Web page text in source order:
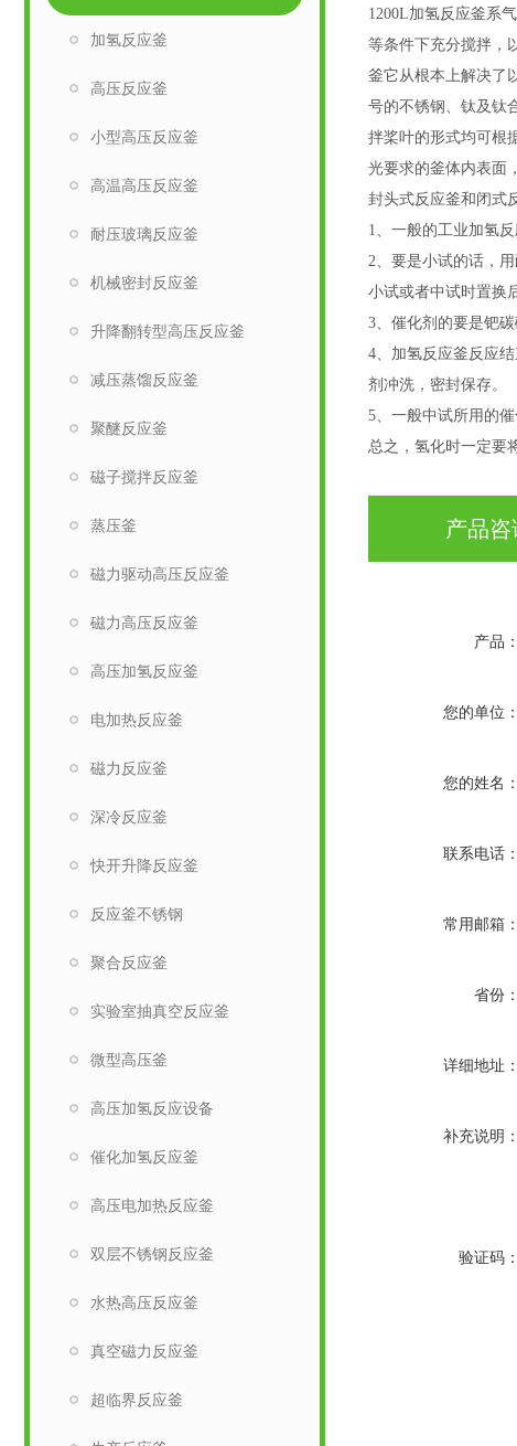
加氢反应釜
高压反应釜
小型高压反应釜
高温高压反应釜
耐压玻璃反应釜
机械密封反应釜
升降翻转型高压反应釜
减压蒸馏反应釜
聚醚反应釜
磁子搅拌反应釜
蒸压釜
磁力驱动高压反应釜
磁力高压反应釜
高压加氢反应釜
电加热反应釜
磁力反应釜
深冷反应釜
快开升降反应釜
反应釜不锈钢
聚合反应釜
实验室抽真空反应釜
微型高压釜
高压加氢反应设备
催化加氢反应釜
高压电加热反应釜
双层不锈钢反应釜
水热高压反应釜
真空磁力反应釜
超临界反应釜
1200L加氢反应釜系
等条件下充分搅拌，
釜它从根本上解决了
号的不锈钢、钛及钛
拌桨叶的形式均可根
光要求的釜体内表面
封头式反应釜和闭式
1、一般的工业加氢
2、要是小试的话，
小试或者中试时置换
3、催化剂的要是钯
4、加氢反应釜反应
剂冲洗，密封保存。
5、一般中试所用的
总之，氢化时一定要
产品咨
产品：
您的单位：
您的姓名：
联系电话：
常用邮箱：
省份：
详细地址：
补充说明：
验证码：